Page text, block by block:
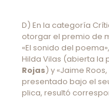
D) En la categoría
otorgar el premio de
«El sonido del
Hilda Vilas (abierta la
Rojas) y «Jaime
presentado bajo el
plica, resultó